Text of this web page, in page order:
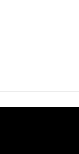
MONEY」等通路繳費。